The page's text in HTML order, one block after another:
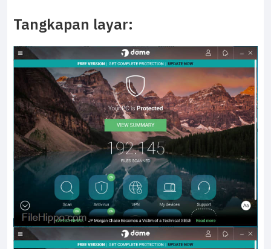
Tangkapan layar: